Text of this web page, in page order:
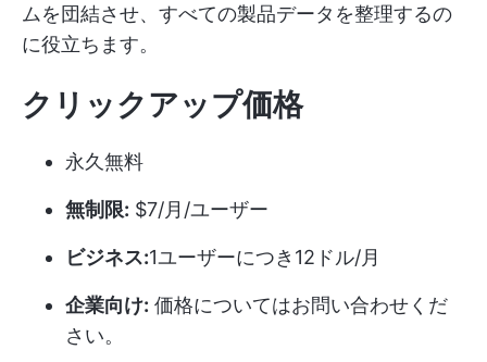
ムを団結させ、すべての製品データを整理するの
に役立ちます。
クリックアップ価格
永久無料
無制限: $7/月/ユーザー
ビジネス:1ユーザーにつき12ドル/月
企業向け: 価格についてはお問い合わせくだ
さい。